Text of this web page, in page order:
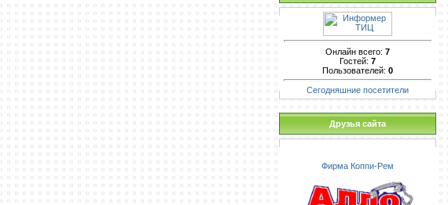
Онлайн всего: 7
Гостей: 7
Пользователей: 0
Сегодняшние посетители
Друзья сайта
Фирма Коппи-Рем